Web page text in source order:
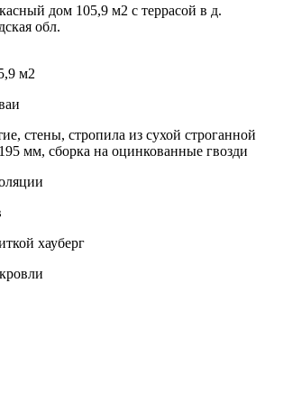
дом 105,9 м2 с террасой в д.
обл.
м2
стены, стропила из сухой строганной
мм, сборка на оцинкованные гвозди
хауберг